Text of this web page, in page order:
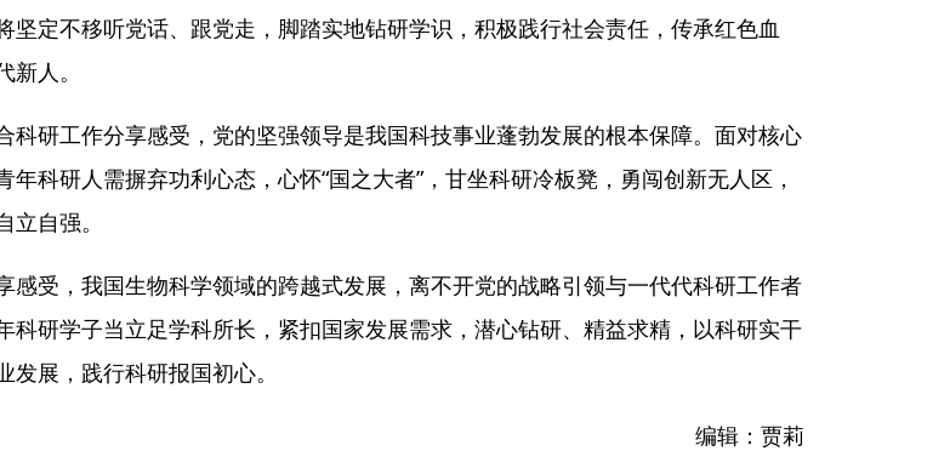
坚定不移听党话、跟党走，脚踏实地钻研学识，积极践行社会责任，传承红色血
人。
科研工作分享感受，党的坚强领导是我国科技事业蓬勃发展的根本保障。面对核心
年科研人需摒弃功利心态，心怀“国之大者”，甘坐科研冷板凳，勇闯创新无人区，
自强。
感受，我国生物科学领域的跨越式发展，离不开党的战略引领与一代代科研工作者
科研学子当立足学科所长，紧扣国家发展需求，潜心钻研、精益求精，以科研实干
展，践行科研报国初心。
编辑：贾莉